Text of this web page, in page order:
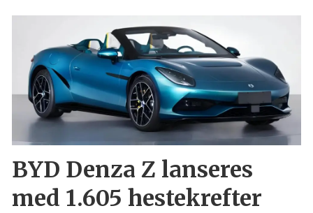
BYD Denza Z lanseres
med 1.605 hestekrefter